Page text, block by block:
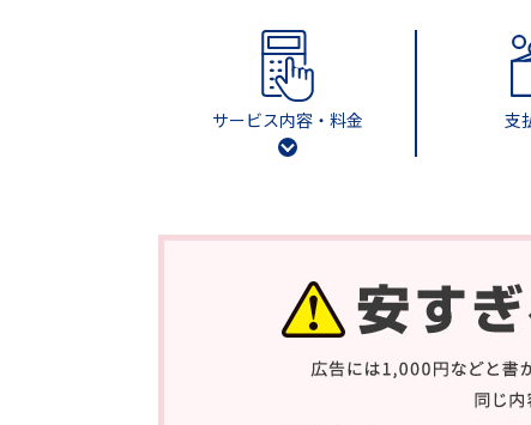
サービス内容・料金 支